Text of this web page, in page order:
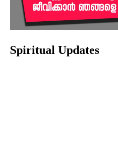
Spiritual Updates